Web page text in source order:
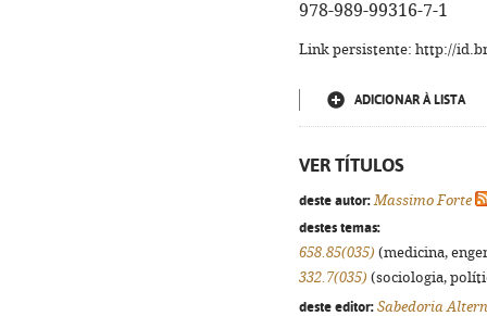
978-989-99316-7-1
Link persistente: http://
ADICIONAR À LISTA
VER TÍTULOS
deste autor: Massimo Forte
destes temas:
658.85(035) (medicina,
332.7(035) (sociologia,
deste editor: Sabedoria